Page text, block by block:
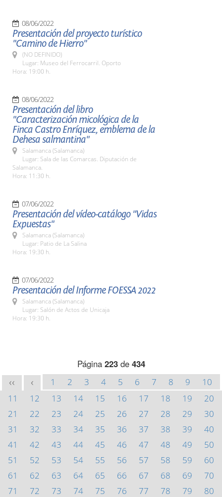
08/06/2022
Presentación del proyecto turístico
"Camino de Hierro"
(NO DEFINIDO)
Lugar: Museo del Ferrocarril. Oporto
Hora: 19:00 h.
08/06/2022
Presentación del libro
"Caracterización micológica de la
Finca Castro Enríquez, emblema de la
Dehesa salmantina"
Salamanca (Salamanca)
Lugar: Sala de las Comarcas. Diputación de
Salamanca.
Hora: 11:30 h.
07/06/2022
Presentación del vídeo-catálogo "Vidas
Expuestas"
Salamanca (Salamanca)
Lugar: Patio de La Salina
Hora: 19:30 h.
07/06/2022
Presentación del Informe FOESSA 2022
Salamanca (Salamanca)
Lugar: Salón de Actos de Unicaja
Hora: 19:30 h.
Página 223de 434
<< < 1 2 3 4 5 6 7 8 9
10
11
12 13 14 15 16 17 18 19
20
21
22 23 24 25 26 27 28 29
30
31
32 33 34 35 36 37 38 39
40
41
42 43 44 45 46 47 48 49
50
51
52 53 54 55 56 57 58 59
60
61
62 63 64 65 66 67 68 69
70
71
72 73 74 75 76 77 78 79
80